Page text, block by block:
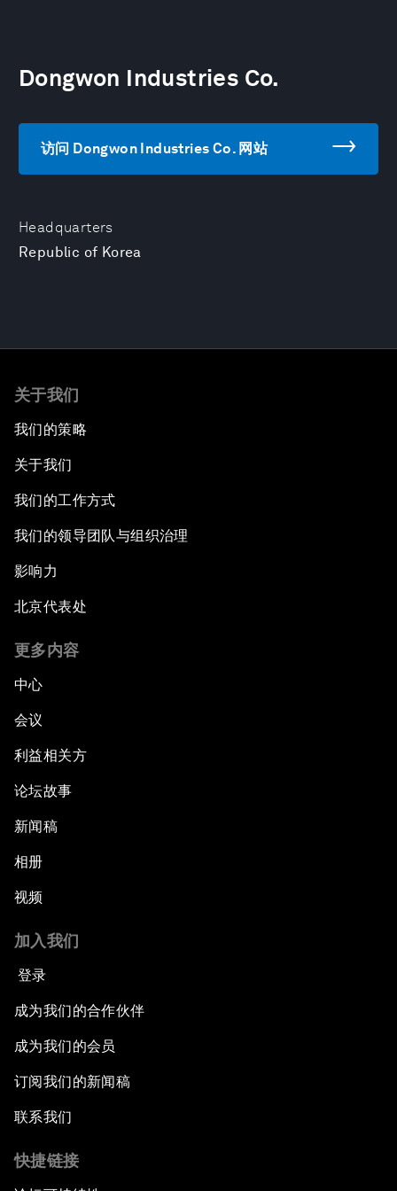
Headquarters
Republic of Korea
Dongwon Industries Co.
访问 Dongwon Industries Co. 网站
关于我们
我们的策略
关于我们
我们的工作方式
我们的领导团队与组织治理
影响力
北京代表处
更多内容
中心
会议
利益相关方
论坛故事
新闻稿
相册
视频
加入我们
登录
成为我们的合作伙伴
成为我们的会员
订阅我们的新闻稿
联系我们
快捷链接